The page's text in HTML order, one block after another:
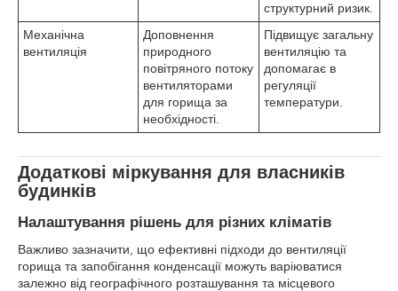
структурний ризик.
Механічна
вентиляція
Доповнення
природного
повітряного потоку
вентиляторами
для горища за
необхідності.
Підвищує загальну
вентиляцію та
допомагає в
регуляції
температури.
Додаткові міркування для власників
будинків
Налаштування рішень для різних кліматів
Важливо зазначити, що ефективні підходи до вентиляції
горища та запобігання конденсації можуть варіюватися
залежно від географічного розташування та місцевого